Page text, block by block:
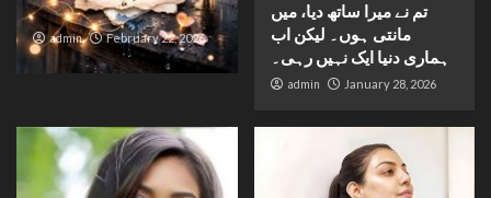
Waiting for sunshine
admin February 22, 2026
تم نے میرا ساتھ دیا، میں
مانتی ہوں۔ لیکن اب
ہماری دنیا ایک نہیں رہی۔
admin January 28, 2026